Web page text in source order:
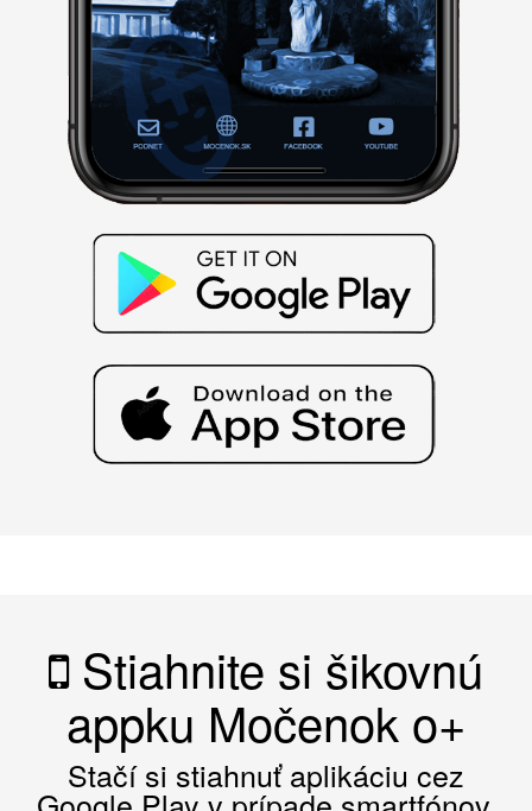
Stiahnite si šikovnú
appku Močenok o+
Stačí si stiahnuť aplikáciu cez